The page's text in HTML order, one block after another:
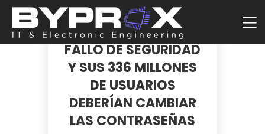
TWITTER HA
DESCUBIERTO UN
FALLO DE SEGURIDAD
Y SUS 336 MILLONES
DE USUARIOS
DEBERÍAN CAMBIAR
LAS CONTRASEÑAS